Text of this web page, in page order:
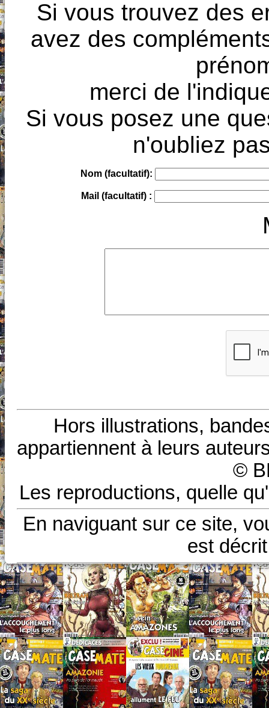
Si vous trouvez des
avez des
merci de
Si vous posez une
n'oubliez
Nom (facultatif):
Mail (facultatif) :
Hors illustrations,
appartiennent à leurs
©
Les reproductions, quelle
En naviguant sur ce site,
est